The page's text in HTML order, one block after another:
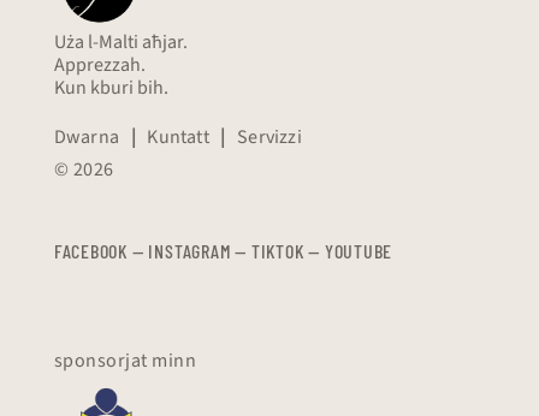
Uża l-Malti aħjar.
Apprezzah.
Kun kburi bih.
Dwarna | Kuntatt | Servizzi
© 2026
FACEBOOK — INSTAGRAM — TIKTOK — YOUTUBE
sponsorjat minn